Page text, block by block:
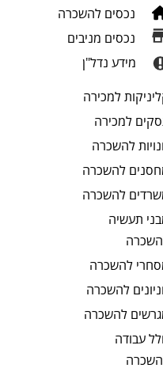
נכסים להשכרה
נכסים מניבים
מידע נדל"ן
למכירה
למכירה
להשכרה
להשכרה
להשכרה
תעשיה
להשכרה
להשכרה
להשכרה
עבודה